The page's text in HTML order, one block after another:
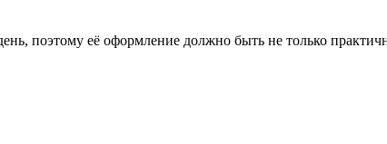
поэтому её оформление должно быть не только